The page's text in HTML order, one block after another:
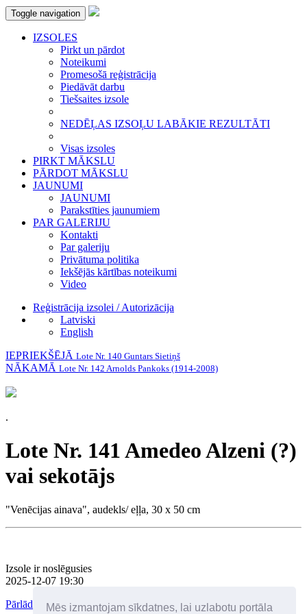
Mēs izmantojam sīkdatnes, lai uzlabotu portāla
Toggle navigation
IZSOLES
Pirkt un pārdot
Noteikumi
Promesošā reģistrācija
Piedāvāt darbu
Tiešsaites izsole
NEDĒĻAS IZSOĻU LABĀKIE REZULTĀTI
Visas izsoles
PIRKT MĀKSLU
PĀRDOT MĀKSLU
JAUNUMI
JAUNUMI
Parakstīties jaunumiem
PAR GALERIJU
Kontakti
Par galeriju
Privātuma politika
Iekšējās kārtības noteikumi
Video
Reģistrācija izsolei / Autorizācija
Latviski
English
IEPRIEKŠĒJĀ Lote Nr. 140 Guntars Sietiņš
NĀKAMĀ Lote Nr. 142 Arnolds Pankoks (1914-2008)
.
Lote Nr. 141 Amedeo Alzeni (?)
vai sekotājs
"Venēcijas ainava", audekls/ eļļa, 30 x 50 cm
Izsole ir noslēgusies
2025-12-07 19:30
Pārlādēt lapu